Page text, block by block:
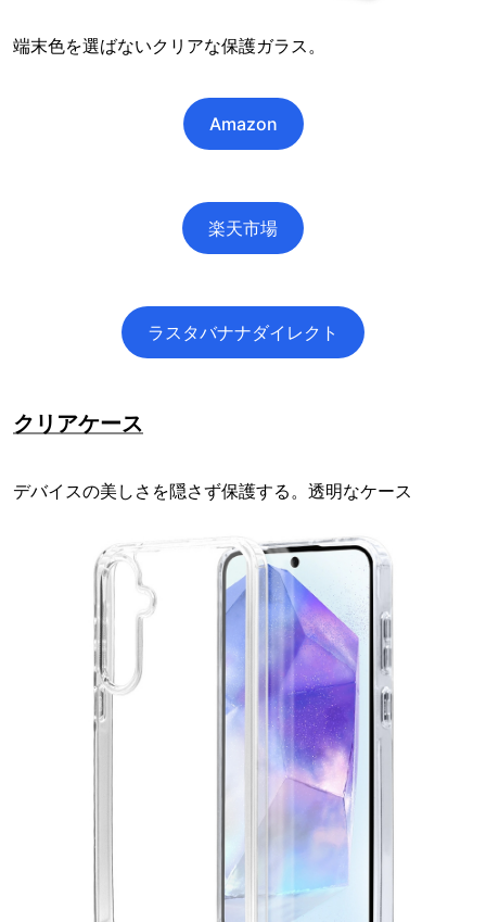
端末色を選ばないクリアな保護ガラス。
Amazon
楽天市場
ラスタバナナダイレクト
クリアケース
デバイスの美しさを隠さず保護する。透明なケース